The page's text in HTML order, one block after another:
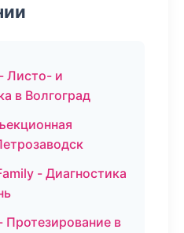
Листо- и
в Волгоград
- Диагностика
в